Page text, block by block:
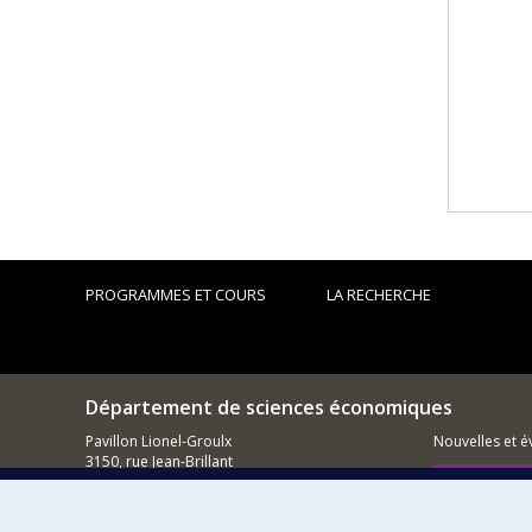
PROGRAMMES ET COURS LA RECHERCHE
Département de sciences économiques
Pavillon Lionel-Groulx
3150, rue Jean-Brillant
Montréal (QC)
Nouvelles et
Comment